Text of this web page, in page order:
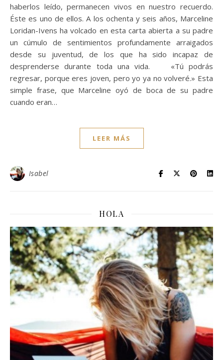
haberlos leído, permanecen vivos en nuestro recuerdo.
Éste es uno de ellos. A los ochenta y seis años, Marceline
Loridan-Ivens ha volcado en esta carta abierta a su padre
un cúmulo de sentimientos profundamente arraigados
desde su juventud, de los que ha sido incapaz de
desprenderse durante toda una vida. «Tú podrás
regresar, porque eres joven, pero yo ya no volveré.» Esta
simple frase, que Marceline oyó de boca de su padre
cuando eran…
LEER MÁS
Isabel
HOLA